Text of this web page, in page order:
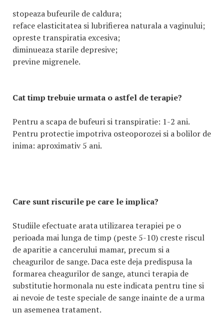
stopeaza bufeurile de caldura;
reface elasticitatea si lubrifierea naturala a vaginului;
opreste transpiratia excesiva;
diminueaza starile depresive;
previne migrenele.
Cat timp trebuie urmata o astfel de terapie?
Pentru a scapa de bufeuri si transpiratie: 1-2 ani.
Pentru protectie impotriva osteoporozei si a bolilor de
inima: aproximativ 5 ani.
Care sunt riscurile pe care le implica?
Studiile efectuate arata utilizarea terapiei pe o
perioada mai lunga de timp (peste 5-10) creste riscul
de aparitie a cancerului mamar, precum si a
cheagurilor de sange. Daca este deja predispusa la
formarea cheagurilor de sange, atunci terapia de
substitutie hormonala nu este indicata pentru tine si
ai nevoie de teste speciale de sange inainte de a urma
un asemenea tratament.